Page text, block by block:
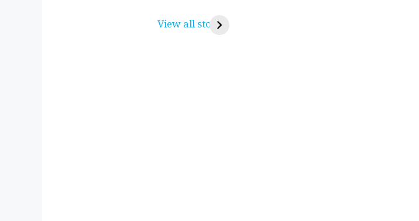
View all stories
करुणा व प्रेम का प्रतीक
रामसा पीर, रुणेचा रा धणी,